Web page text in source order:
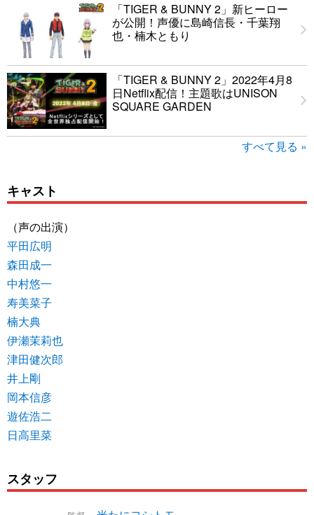
「TIGER & BUNNY 2」新ヒーロー
が公開！声優に島崎信長・千葉翔
也・楠木ともり
「TIGER & BUNNY 2」2022年4月8
日Netflix配信！主題歌はUNISON
SQUARE GARDEN
すべて見る »
キャスト
（声の出演）
平田広明
森田成一
中村悠一
寿美菜子
楠大典
伊瀬茉莉也
津田健次郎
井上剛
岡本信彦
遊佐浩二
日高里菜
スタッフ